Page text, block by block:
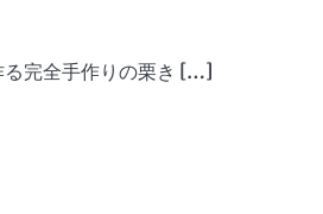
る完全手作りの栗き […]